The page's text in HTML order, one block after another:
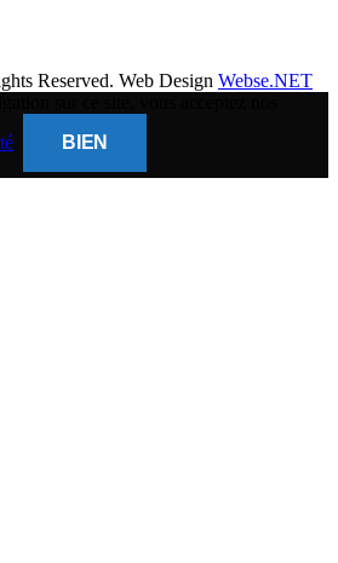
Reserved. Web Design Webse.NET
BIEN